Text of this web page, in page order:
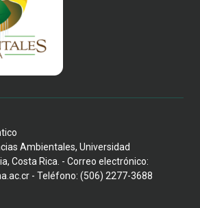
Ambientales, Universidad
Costa Rica. - Correo electrónico:
- Teléfono: (506) 2277-3688